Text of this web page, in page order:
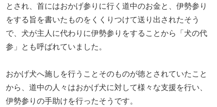
とされ、首にはおかげ参りに行く道中のお金と、伊勢参り
をする旨を書いたものをくくりつけて送り出されたそう
で、犬が主人に代わりに伊勢参りをすることから「犬の代
参」とも呼ばれていました。
おかげ犬へ施しを行うことそのものが徳とされていたこと
から、道中の人々はおかげ犬に対して様々な支援を行い、
伊勢参りの手助けを行ったそうです。